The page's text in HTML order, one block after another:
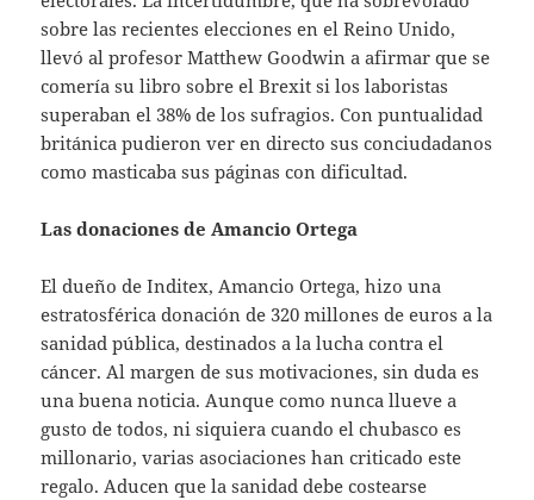
sobre las recientes elecciones en el Reino Unido,
llevó al profesor Matthew Goodwin a afirmar que se
comería su libro sobre el Brexit si los laboristas
superaban el 38% de los sufragios. Con puntualidad
británica pudieron ver en directo sus conciudadanos
como masticaba sus páginas con dificultad.
Las donaciones de Amancio Ortega
El dueño de Inditex, Amancio Ortega, hizo una
estratosférica donación de 320 millones de euros a la
sanidad pública, destinados a la lucha contra el
cáncer. Al margen de sus motivaciones, sin duda es
una buena noticia. Aunque como nunca llueve a
gusto de todos, ni siquiera cuando el chubasco es
millonario, varias asociaciones han criticado este
regalo. Aducen que la sanidad debe costearse